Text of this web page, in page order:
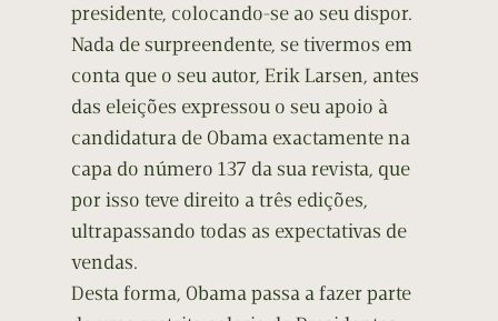
presidente, colocando-se ao seu dispor.
Nada de surpreendente, se tivermos em
conta que o seu autor, Erik Larsen, antes
das eleições expressou o seu apoio à
candidatura de Obama exactamente na
capa do número 137 da sua revista, que
por isso teve direito a três edições,
ultrapassando todas as expectativas de
vendas.
Desta forma, Obama passa a fazer parte